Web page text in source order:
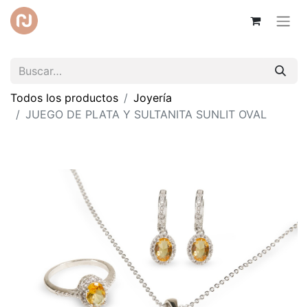
Todos los productos
Joyería
JUEGO DE PLATA Y SULTANITA SUNLIT OVAL